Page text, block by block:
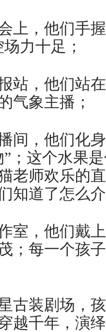
，他们手握
力十足；
，他们站在
气象主播；
，他们化身
；这个水果
老师欢乐的
知道了怎么
，他们戴上
；每一个孩
装剧场，孩
越千年，演